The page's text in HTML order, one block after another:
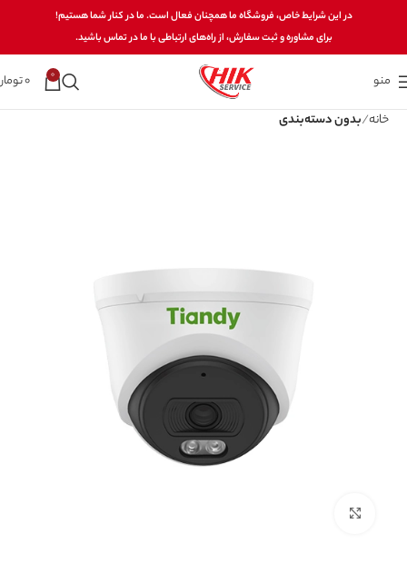
در این شرایط خاص، فروشگاه ما همچنان فعال است. ما در کنار شما هستیم!
برای مشاوره و ثبت سفارش، از راه‌های ارتباطی با ما در تماس باشید.
منو 0
0
خانه بدون دسته‌بندی